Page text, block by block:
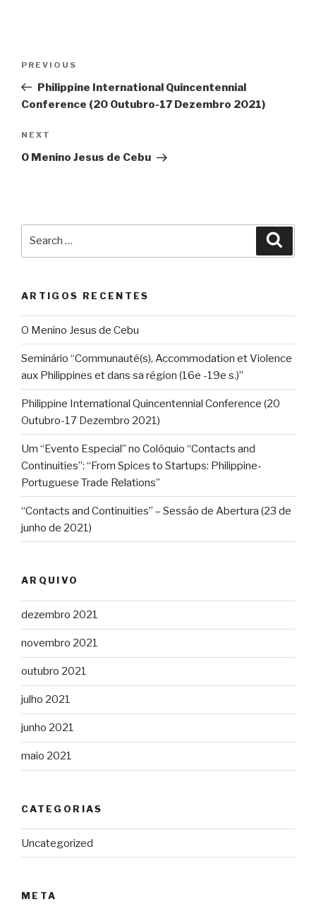
artigos
Previous
Post
PREVIOUS
Philippine International Quincentennial
Conference (20 Outubro-17 Dezembro 2021)
Next
Post
NEXT
O Menino Jesus de Cebu
ARTIGOS RECENTES
O Menino Jesus de Cebu
Seminário “Communauté(s), Accommodation et Violence
aux Philippines et dans sa région (16e -19e s.)”
Philippine International Quincentennial Conference (20
Outubro-17 Dezembro 2021)
Um “Evento Especial” no Colóquio “Contacts and
Continuities”: “From Spices to Startups: Philippine-
Portuguese Trade Relations”
“Contacts and Continuities” – Sessão de Abertura (23 de
junho de 2021)
ARQUIVO
dezembro 2021
novembro 2021
outubro 2021
julho 2021
junho 2021
maio 2021
CATEGORIAS
Uncategorized
META